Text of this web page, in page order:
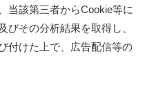
当該第三者からCookie等に
びその分析結果を取得し、
付けた上で、広告配信等の